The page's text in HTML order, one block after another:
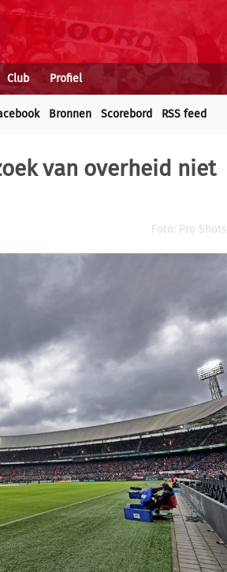
Club Profiel
Bronnen Scorebord RSS feed
van overheid niet
Foto: Pro Shots